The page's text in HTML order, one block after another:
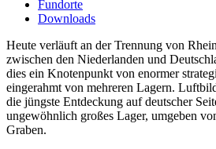
Fundorte
Downloads
Heute verläuft an der Trennung von
zwischen den Niederlanden und
dies ein Knotenpunkt von enormer
eingerahmt von mehreren Lagern.
die jüngste Entdeckung auf deutscher
ungewöhnlich großes Lager, umgeben
Graben.